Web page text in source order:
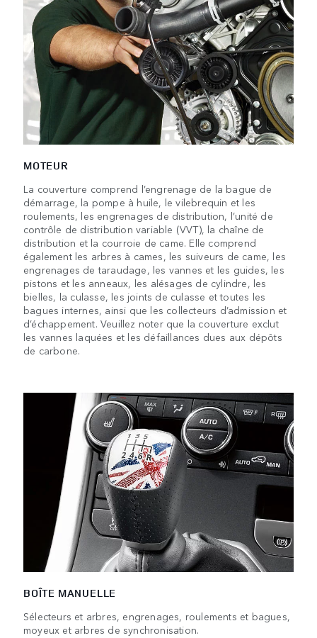
MOTEUR
La couverture comprend l’engrenage de la bague de
démarrage, la pompe à huile, le vilebrequin et les
roulements, les engrenages de distribution, l’unité de
contrôle de distribution variable (VVT), la chaîne de
distribution et la courroie de came. Elle comprend
également les arbres à cames, les suiveurs de came, les
engrenages de taraudage, les vannes et les guides, les
pistons et les anneaux, les alésages de cylindre, les
bielles, la culasse, les joints de culasse et toutes les
bagues internes, ainsi que les collecteurs d’admission et
d’échappement. Veuillez noter que la couverture exclut
les vannes laquées et les défaillances dues aux dépôts
de carbone.
BOÎTE MANUELLE
Sélecteurs et arbres, engrenages, roulements et bagues,
moyeux et arbres de synchronisation.